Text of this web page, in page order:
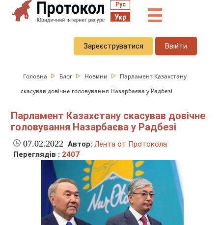
Рус
Укр ☰
Зареєструватися Ввійти
Головна Блог Новини
Парламент Казахстану
скасував довічне головування Назарбаєва у Радбезі
Парламент Казахстану скасував довічне
головування Назарбаєва у Радбезі
07.02.2022 Автор: Лента от Протокола
Переглядів : 2407